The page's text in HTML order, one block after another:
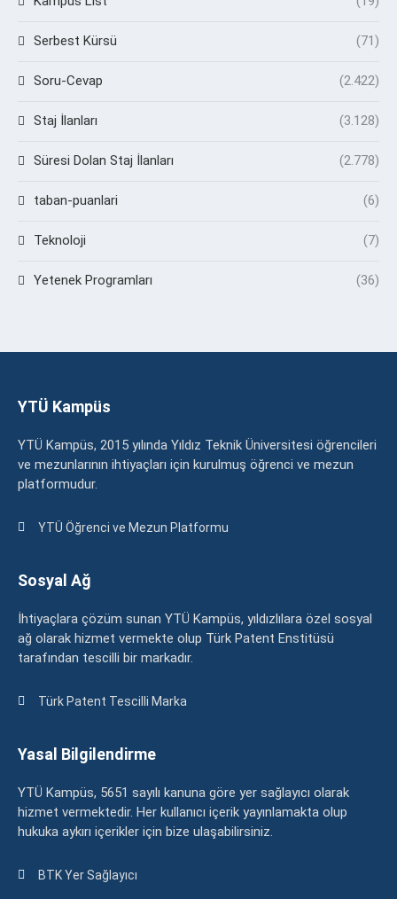
Serbest Kürsü (71)
Soru-Cevap (2.422)
Staj İlanları (3.128)
Süresi Dolan Staj İlanları (2.778)
taban-puanlari (6)
Teknoloji (7)
Yetenek Programları (36)
YTÜ Kampüs
YTÜ Kampüs, 2015 yılında Yıldız Teknik Üniversitesi öğrencileri
ve mezunlarının ihtiyaçları için kurulmuş öğrenci ve mezun
platformudur.
YTÜ Öğrenci ve Mezun Platformu
Sosyal Ağ
İhtiyaçlara çözüm sunan YTÜ Kampüs, yıldızlılara özel sosyal
ağ olarak hizmet vermekte olup Türk Patent Enstitüsü
tarafından tescilli bir markadır.
Türk Patent Tescilli Marka
Yasal Bilgilendirme
YTÜ Kampüs, 5651 sayılı kanuna göre yer sağlayıcı olarak
hizmet vermektedir. Her kullanıcı içerik yayınlamakta olup
hukuka aykırı içerikler için bize ulaşabilirsiniz.
BTK Yer Sağlayıcı